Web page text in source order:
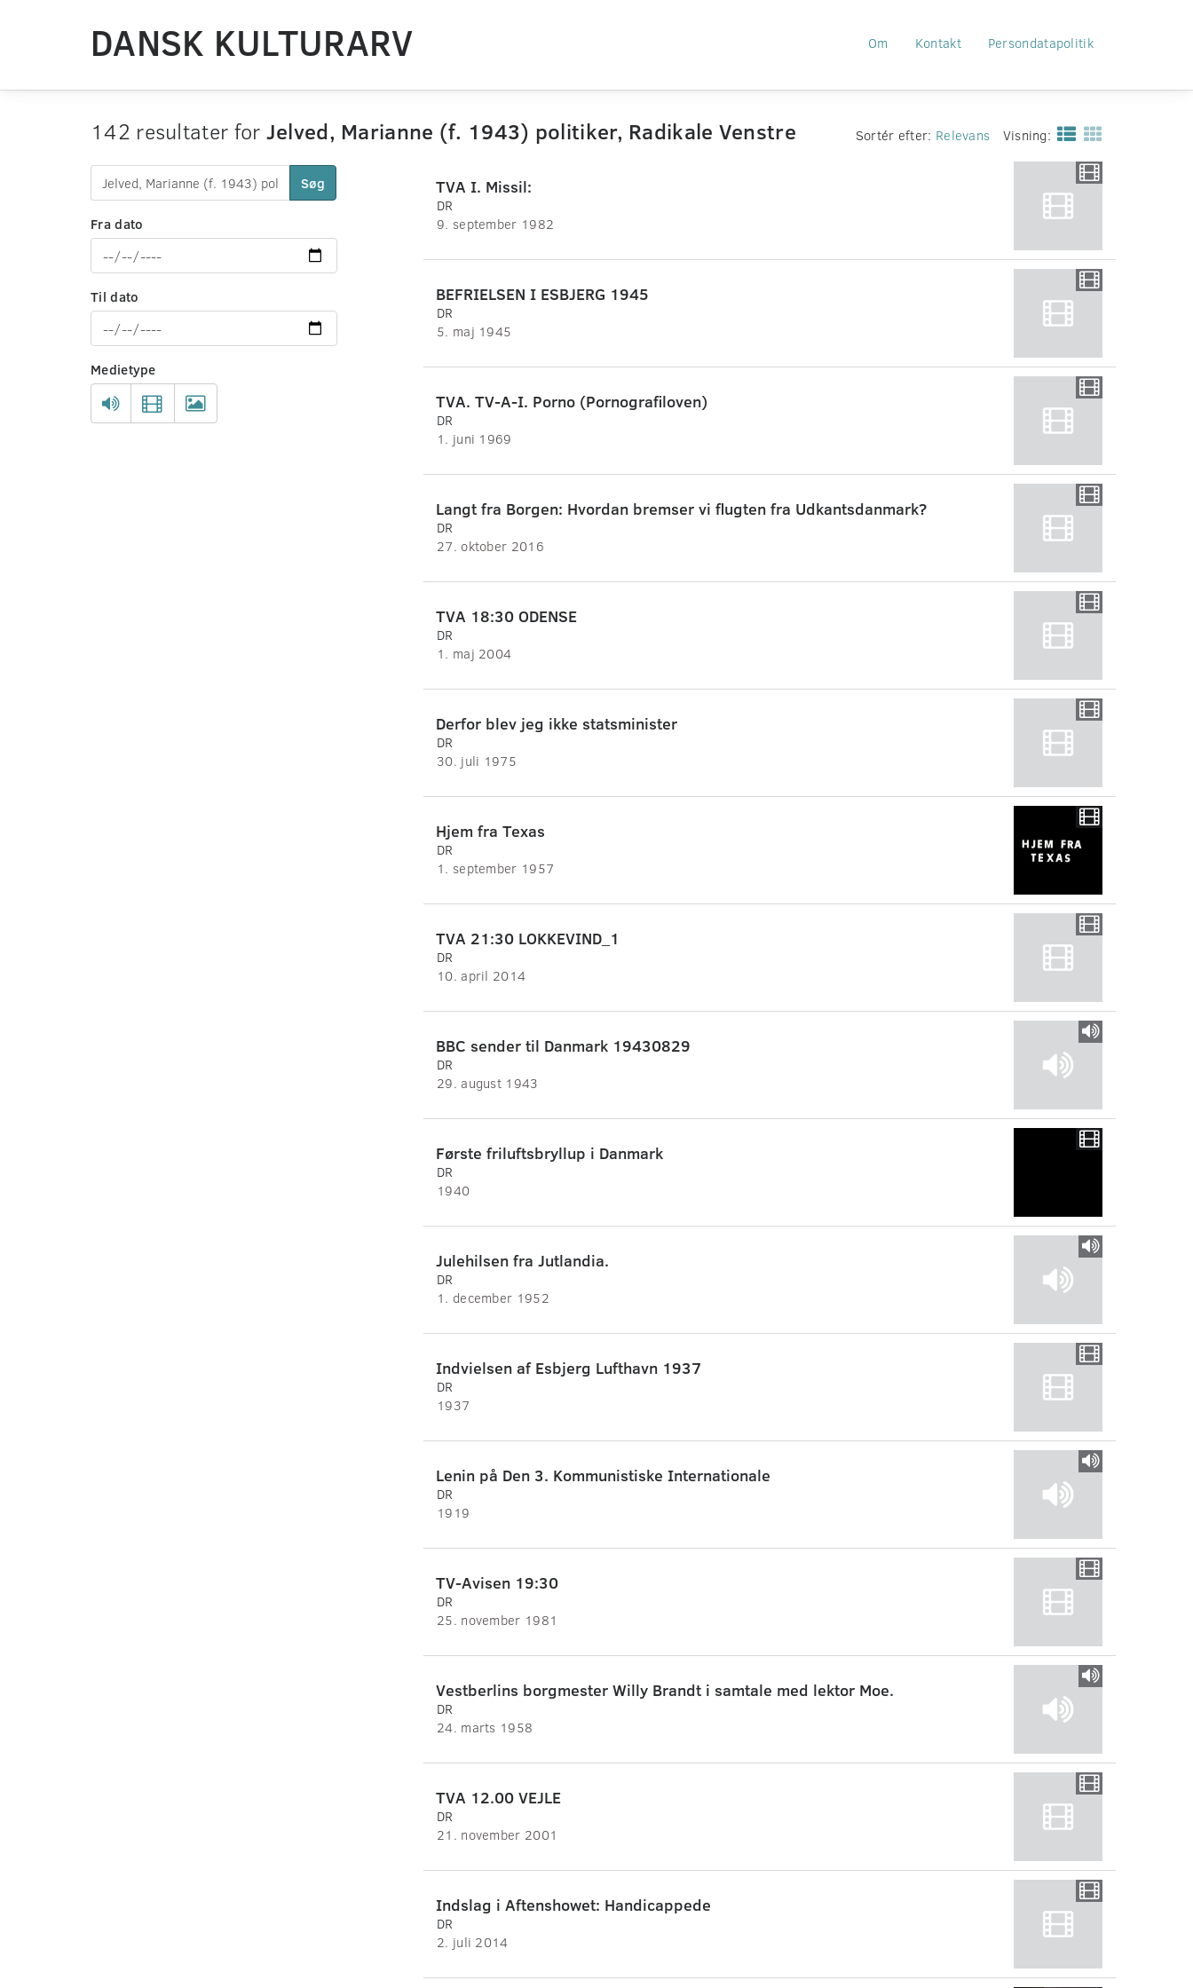
DANSK KULTURARV Om Kontakt Persondatapolitik
142 resultater for Jelved, Marianne (f. 1943) politiker, Radikale Venstre
Søg
Fra dato
Til dato
Medietype
Sortér efter: Relevans Visning:
TVA I. Missil:
DR
9. september 1982
BEFRIELSEN I ESBJERG 1945
DR
5. maj 1945
TVA. TV-A-I. Porno (Pornografiloven)
DR
1. juni 1969
Langt fra Borgen: Hvordan bremser vi flugten fra Udkantsdanmark?
DR
27. oktober 2016
TVA 18:30 ODENSE
DR
1. maj 2004
Derfor blev jeg ikke statsminister
DR
30. juli 1975
Hjem fra Texas
DR
1. september 1957
TVA 21:30 LOKKEVIND_1
DR
10. april 2014
BBC sender til Danmark 19430829
DR
29. august 1943
Første friluftsbryllup i Danmark
DR
1940
Julehilsen fra Jutlandia.
DR
1. december 1952
Indvielsen af Esbjerg Lufthavn 1937
DR
1937
Lenin på Den 3. Kommunistiske Internationale
DR
1919
TV-Avisen 19:30
DR
25. november 1981
Vestberlins borgmester Willy Brandt i samtale med lektor Moe.
DR
24. marts 1958
TVA 12.00 VEJLE
DR
21. november 2001
Indslag i Aftenshowet: Handicappede
DR
2. juli 2014